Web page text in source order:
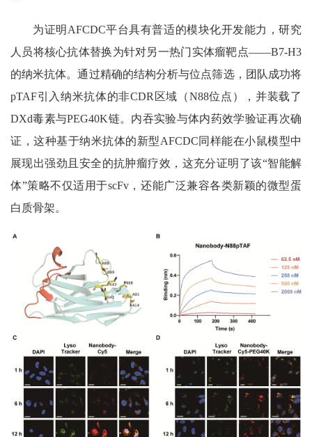
为证明 AFCDC平台具有普适的模块化开发能力，研究
人员将核心抗体替换为针对另一热门实体瘤靶点——B7-H3
的纳米抗体。通过精确的结构分析与位点筛选，团队成功将
pTAF引入纳米抗体的非CDR 区域（N88位点），并装载了
DXd毒素与PEG40K链。内吞实验与体内药效学验证再次确
证，这种基于纳米抗体的新型AFCDC同样能在小鼠模型中
展现出强劲且安全的抗肿瘤疗效，这充分证明了该“智能解
体”策略不仅适用于scFv，还能广泛兼容各类新颖的微型蛋
白质骨架。